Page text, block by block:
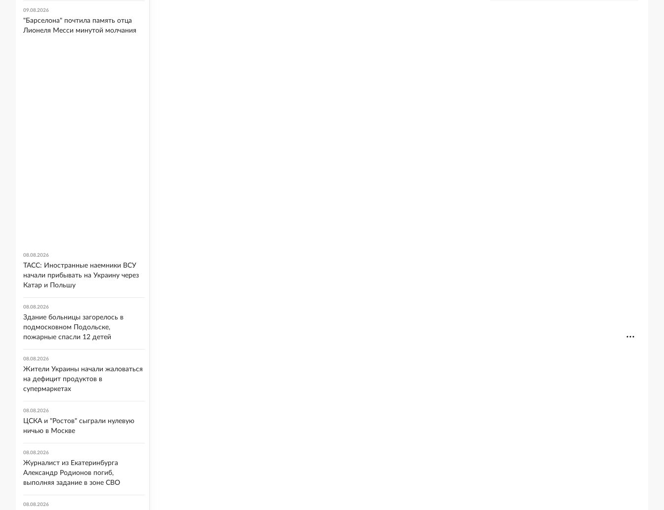
09.08.2026
"Барселона" почтила память отца
Лионеля Месси минутой молчания
08.08.2026
ТАСС: Иностранные наемники ВСУ
начали прибывать на Украину через
Катар и Польшу
08.08.2026
Здание больницы загорелось в
подмосковном Подольске,
пожарные спасли 12 детей
08.08.2026
Жители Украины начали жаловаться
на дефицит продуктов в
супермаркетах
08.08.2026
ЦСКА и "Ростов" сыграли нулевую
ничью в Москве
08.08.2026
Журналист из Екатеринбурга
Александр Родионов погиб,
выполняя задание в зоне СВО
08.08.2026